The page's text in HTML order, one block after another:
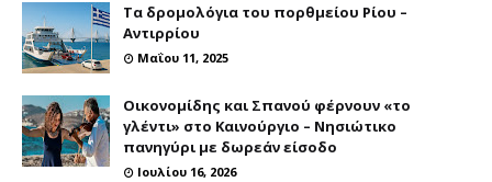
Τα δρομολόγια του πορθμείου Ρίου –
Αντιρρίου
Μαΐου 11, 2025
Οικονομίδης και Σπανού φέρνουν «το
γλέντι» στο Καινούργιο – Νησιώτικο
πανηγύρι με δωρεάν είσοδο
Ιουλίου 16, 2026